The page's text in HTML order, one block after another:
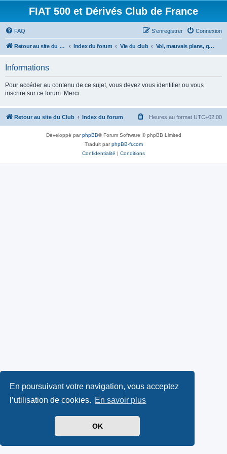
En poursuivant votre navigation, vous acceptez
l’utilisation de cookies. En savoir plus
OK
FIAT 500 et Dérivés Club de France
FAQ Connexion
S’enregistrer
Retour au site du Club Index du forum Vie du club Vol, mauvais plans, qualité des pièces
Informations
Pour accéder au contenu de ce sujet, vous devez vous identifier ou vous
inscrire sur ce forum. Merci
Retour au site du Club Index du forum Heures au format UTC+02:00
Développé parphpBB® Forum Software © phpBB Limited
Traduit parphpBB-fr.com
Confidentialité | Conditions